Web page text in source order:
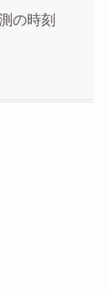
の時刻